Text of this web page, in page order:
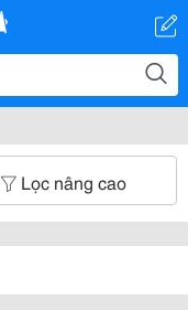
Lọc nâng cao